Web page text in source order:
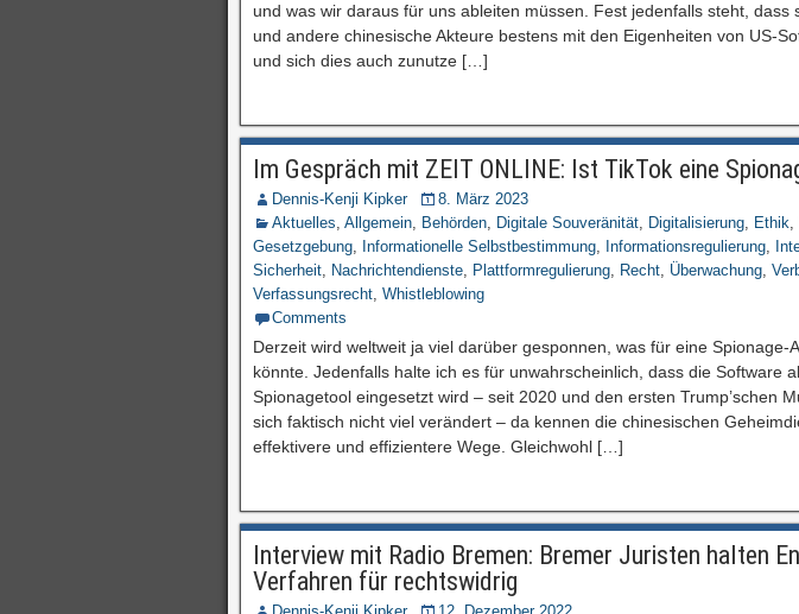
und was wir daraus für uns ableiten müssen. Fest jedenfalls steht, dass
und andere chinesische Akteure bestens mit den Eigenheiten von US-
und sich dies auch zunutze […]
Im Gespräch mit ZEIT ONLINE: Ist TikTok eine
Dennis-Kenji Kipker
8. März 2023
Aktuelles, Allgemein, Behörden, Digitale Souveränität, Digitalisierung, Ethik,
Gesetzgebung, Informationelle Selbstbestimmung, Informationsregulierung,
Sicherheit, Nachrichtendienste, Plattformregulierung, Recht, Überwachung,
Verfassungsrecht, Whistleblowing
Comments
Derzeit wird weltweit ja viel darüber gesponnen, was für eine Spionage-
könnte. Jedenfalls halte ich es für unwahrscheinlich, dass die Software
Spionagetool eingesetzt wird – seit 2020 und den ersten Trump’schen
sich faktisch nicht viel verändert – da kennen die chinesischen
effektivere und effizientere Wege. Gleichwohl […]
Interview mit Radio Bremen: Bremer Juristen halten
Verfahren für rechtswidrig